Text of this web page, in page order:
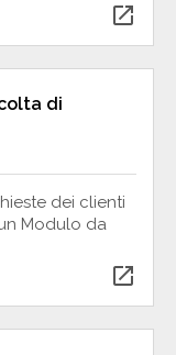
open_in_new
di
dei clienti
Modulo da
open_in_new